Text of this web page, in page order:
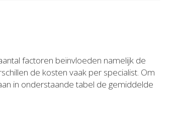
factoren beïnvloeden namelijk de
de kosten vaak per specialist. Om
in onderstaande tabel de gemiddelde